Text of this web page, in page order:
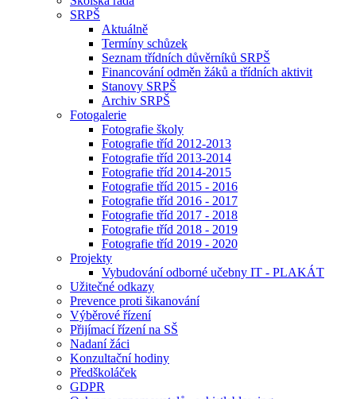
SRPŠ
Aktuálně
Termíny schůzek
Seznam třídních důvěrníků SRPŠ
Financování odměn žáků a třídních aktivit
Stanovy SRPŠ
Archiv SRPŠ
Fotogalerie
Fotografie školy
Fotografie tříd 2012-2013
Fotografie tříd 2013-2014
Fotografie tříd 2014-2015
Fotografie tříd 2015 - 2016
Fotografie tříd 2016 - 2017
Fotografie tříd 2017 - 2018
Fotografie tříd 2018 - 2019
Fotografie tříd 2019 - 2020
Projekty
Vybudování odborné učebny IT - PLAKÁT
Užitečné odkazy
Prevence proti šikanování
Výběrové řízení
Přijímací řízení na SŠ
Nadaní žáci
Konzultační hodiny
Předškoláček
GDPR